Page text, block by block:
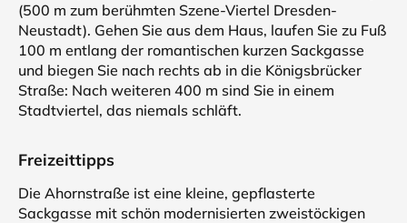
(500 m zum berühmten Szene-Viertel Dresden-
Neustadt). Gehen Sie aus dem Haus, laufen Sie zu Fuß
100 m entlang der romantischen kurzen Sackgasse
und biegen Sie nach rechts ab in die Königsbrücker
Straße: Nach weiteren 400 m sind Sie in einem
Stadtviertel, das niemals schläft.
Freizeittipps
Die Ahornstraße ist eine kleine, gepflasterte
Sackgasse mit schön modernisierten zweistöckigen